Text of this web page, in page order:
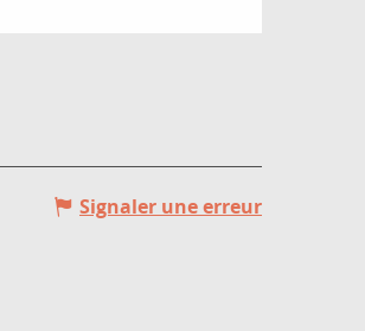
Signaler une erreur